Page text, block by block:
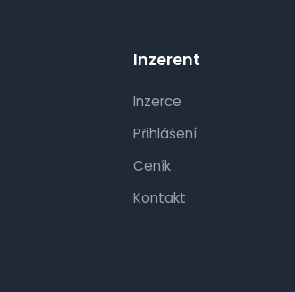
Inzerent
Inzerce
Přihlášení
Ceník
Kontakt